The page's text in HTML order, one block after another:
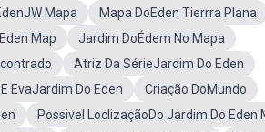
Mapa
Mapa DoEden Tierrra Plana
Map
Jardim DoÉdem No Mapa
Atriz Da SérieJardim Do Eden
EvaJardim Do Eden
Criação DoMundo
Possivel LoclizaçãoDo Jardim Do Eden